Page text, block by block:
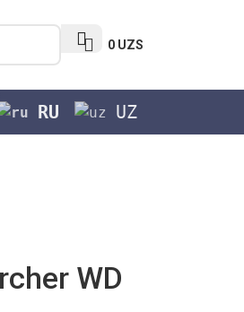
0 UZS
RU UZ
WD